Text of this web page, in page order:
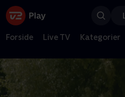
Forside Live TV Kategorier